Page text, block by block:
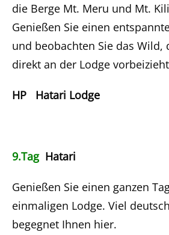
die Berge Mt. Meru und Mt.
Genießen Sie einen
und beobachten Sie das Wild,
direkt an der Lodge
HP Hatari Lodge
9.TagHatari
Genießen Sie einen ganzen
einmaligen Lodge. Viel
begegnet Ihnen hier.